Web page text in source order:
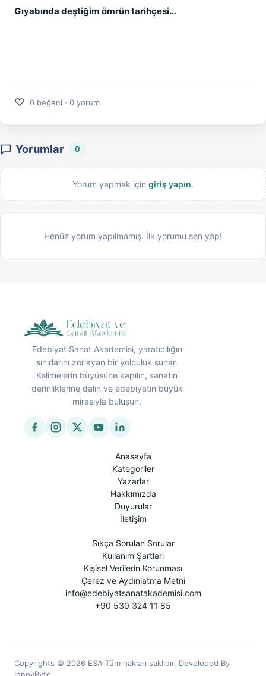
Gıyabında deştiğim ömrün tarihçesi…
♡ 0 beğeni · 0 yorum
Yorumlar 0
Yorum yapmak için giriş yapın.
Henüz yorum yapılmamış. İlk yorumu sen yap!
Edebiyat Sanat Akademisi, yaratıcılığın
sınırlarını zorlayan bir yolculuk sunar.
Kelimelerin büyüsüne kapılın, sanatın
derinliklerine dalın ve edebiyatın büyük
mirasıyla buluşun.
Anasayfa
Kategoriler
Yazarlar
Hakkımızda
Duyurular
İletişim
Sıkça Sorulan Sorular
Kullanım Şartları
Kişisel Verilerin Korunması
Çerez ve Aydınlatma Metni
info@edebiyatsanatakademisi.com
+90 530 324 11 85
Copyrights © 2026 ESA Tüm hakları saklıdır. Developed By